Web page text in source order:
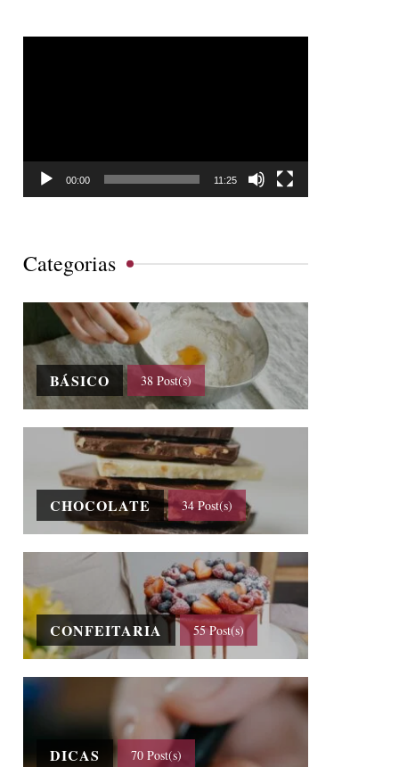
00:00 11:25
Categorias
BÁSICO 38 Post(s)
CHOCOLATE 34 Post(s)
CONFEITARIA 55 Post(s)
DICAS 70 Post(s)